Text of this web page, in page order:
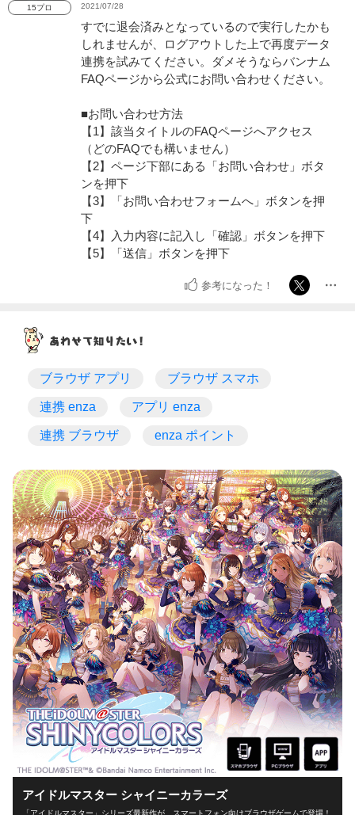
15プロ 2021/07/28
すでに退会済みとなっているので実行したかも
しれませんが、ログアウトした上で再度データ
連携を試みてください。ダメそうならバンナム
FAQページから公式にお問い合わせください。
■お問い合わせ方法
【1】該当タイトルのFAQページへアクセス
（どのFAQでも構いません）
【2】ページ下部にある「お問い合わせ」ボタ
ンを押下
【3】「お問い合わせフォームへ」ボタンを押
下
【4】入力内容に記入し「確認」ボタンを押下
【5】「送信」ボタンを押下
参考になった！
ブラウザ アプリ ブラウザ スマホ
連携 enza アプリ enza
連携 ブラウザ enza ポイント
アイドルマスター シャイニーカラーズ